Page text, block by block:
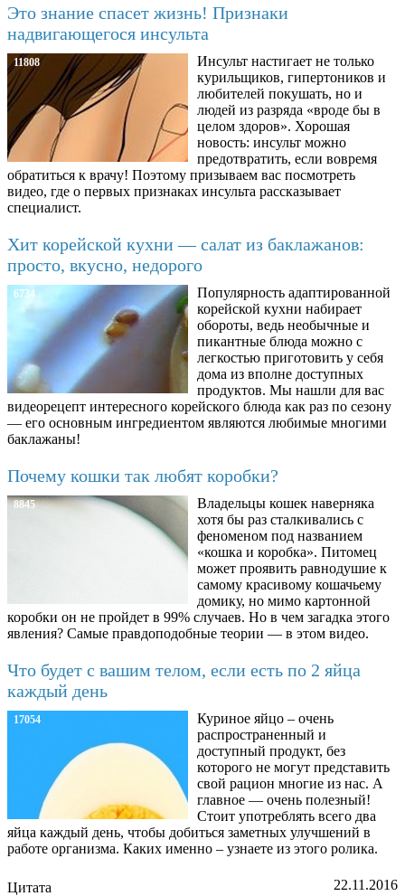
Это знание спасет жизнь! Признаки
надвигающегося инсульта
11808
Инсульт настигает не только
курильщиков, гипертоников и
любителей покушать, но и
людей из разряда «вроде бы в
целом здоров». Хорошая
новость: инсульт можно
предотвратить, если вовремя
обратиться к врачу! Поэтому призываем вас посмотреть
видео, где о первых признаках инсульта рассказывает
специалист.
Хит корейской кухни — салат из баклажанов:
просто, вкусно, недорого
6734
Популярность адаптированной
корейской кухни набирает
обороты, ведь необычные и
пикантные блюда можно с
легкостью приготовить у себя
дома из вполне доступных
продуктов. Мы нашли для вас
видеорецепт интересного корейского блюда как раз по сезону
— его основным ингредиентом являются любимые многими
баклажаны!
Почему кошки так любят коробки?
8845
Владельцы кошек наверняка
хотя бы раз сталкивались с
феноменом под названием
«кошка и коробка». Питомец
может проявить равнодушие к
самому красивому кошачьему
домику, но мимо картонной
коробки он не пройдет в 99% случаев. Но в чем загадка этого
явления? Самые правдоподобные теории — в этом видео.
Что будет с вашим телом, если есть по 2 яйца
каждый день
17054
Куриное яйцо – очень
распространенный и
доступный продукт, без
которого не могут представить
свой рацион многие из нас. А
главное — очень полезный!
Стоит употреблять всего два
яйца каждый день, чтобы добиться заметных улучшений в
работе организма. Каких именно – узнаете из этого ролика.
22.11.2016
Цитата